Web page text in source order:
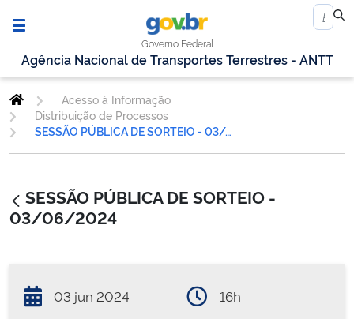
Governo Federal
Agência Nacional de Transportes Terrestres - ANTT
Acesso à Informação
Distribuição de Processos
SESSÃO PÚBLICA DE SORTEIO - 03/06/2024
SESSÃO PÚBLICA DE SORTEIO -
03/06/2024
03 jun 2024
16h